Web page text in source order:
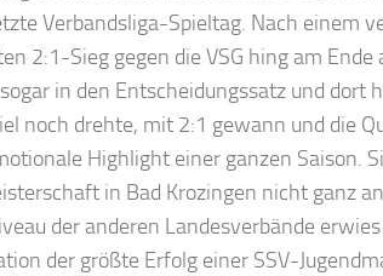
Verbandsliga-Spieltag. Nach einem
2:1-Sieg gegen die VSG hing am Ende
in den Entscheidungssatz und dort
noch drehte, mit 2:1 gewann und die
Highlight einer ganzen Saison.
in Bad Krozingen nicht ganz
der anderen Landesverbände
der größte Erfolg einer SSV-